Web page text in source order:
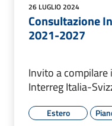
26 LUGLIO 2024
Consultazione
2021-2027
Invito a
Interreg Italia-
Estero